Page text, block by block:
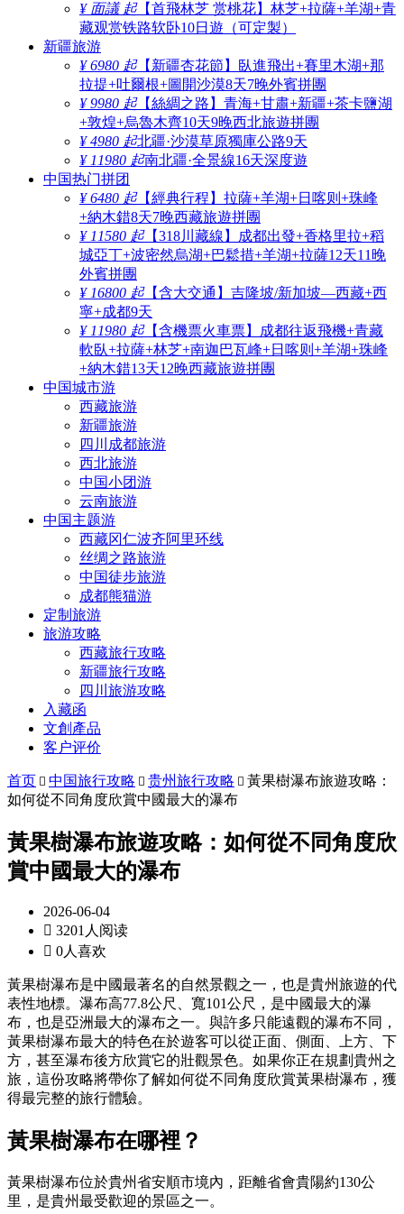
¥ 面議 起【首飛林芝 赏桃花】林芝+拉薩+羊湖+青
藏观赏铁路软卧10日遊（可定製）
新疆旅游
¥ 6980 起【新疆杏花節】臥進飛出+賽里木湖+那
拉提+吐爾根+圖開沙漠8天7晚外賓拼團
¥ 9980 起【絲綢之路】青海+甘肅+新疆+茶卡鹽湖
+敦煌+烏魯木齊10天9晚西北旅遊拼團
¥ 4980 起北疆·沙漠草原獨庫公路9天
¥ 11980 起南北疆·全景線16天深度遊
中国热门拼团
¥ 6480 起【經典行程】拉薩+羊湖+日喀则+珠峰
+納木錯8天7晚西藏旅遊拼團
¥ 11580 起【318川藏線】成都出發+香格里拉+稻
城亞丁+波密然烏湖+巴鬆措+羊湖+拉薩12天11晚
外賓拼團
¥ 16800 起【含大交通】吉隆坡/新加坡—西藏+西
寧+成都9天
¥ 11980 起【含機票火車票】成都往返飛機+青藏
軟臥+拉薩+林芝+南迦巴瓦峰+日喀则+羊湖+珠峰
+納木錯13天12晚西藏旅遊拼團
中国城市游
西藏旅游
新疆旅游
四川成都旅游
西北旅游
中国小团游
云南旅游
中国主题游
西藏冈仁波齐阿里环线
丝绸之路旅游
中国徒步旅游
成都熊猫游
定制旅游
旅游攻略
西藏旅行攻略
新疆旅行攻略
四川旅游攻略
入藏函
文創產品
客户评价
首页  中国旅行攻略  贵州旅行攻略  黃果樹瀑布旅遊攻略：
如何從不同角度欣賞中國最大的瀑布
黃果樹瀑布旅遊攻略：如何從不同角度欣
賞中國最大的瀑布
2026-06-04
 3201人阅读
 0人喜欢
黃果樹瀑布是中國最著名的自然景觀之一，也是貴州旅遊的代
表性地標。瀑布高77.8公尺、寬101公尺，是中國最大的瀑
布，也是亞洲最大的瀑布之一。與許多只能遠觀的瀑布不同，
黃果樹瀑布最大的特色在於遊客可以從正面、側面、上方、下
方，甚至瀑布後方欣賞它的壯觀景色。如果你正在規劃貴州之
旅，這份攻略將帶你了解如何從不同角度欣賞黃果樹瀑布，獲
得最完整的旅行體驗。
黃果樹瀑布在哪裡？
黃果樹瀑布位於貴州省安順市境內，距離省會貴陽約130公
里，是貴州最受歡迎的景區之一。